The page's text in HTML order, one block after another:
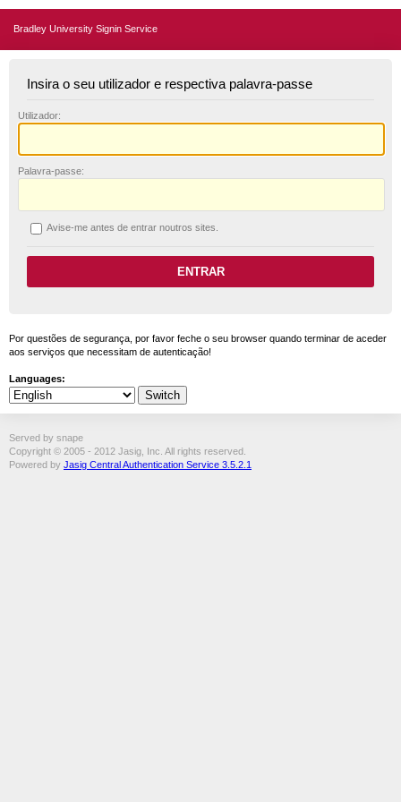
Bradley University Signin Service
Insira o seu utilizador e respectiva palavra-passe
Utilizador:
Palavra-passe:
Avise-me antes de entrar noutros sites.
Por questões de segurança, por favor feche o seu browser quando terminar de aceder
aos serviços que necessitam de autenticação!
Languages:
Served by snape
Copyright © 2005 - 2012 Jasig, Inc. All rights reserved.
Powered by Jasig Central Authentication Service 3.5.2.1